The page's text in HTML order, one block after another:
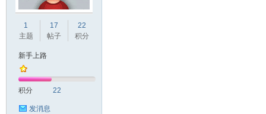
1
主题
17
帖子
22
积分
新手上路
积分 22
发消息